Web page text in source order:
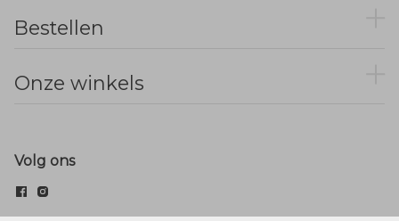
Bestellen
Onze winkels
Volg ons